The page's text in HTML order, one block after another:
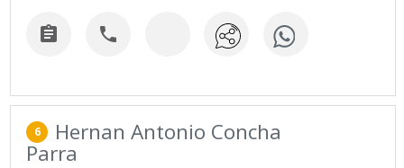
 
6 Hernan Antonio Concha
Parra